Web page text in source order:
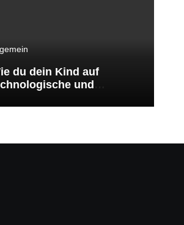
du dein Kind auf
und